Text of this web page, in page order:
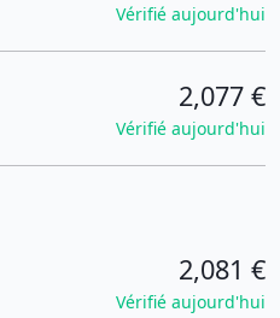
Vérifié aujourd'hui
2,077 €
Vérifié aujourd'hui
2,081 €
Vérifié aujourd'hui